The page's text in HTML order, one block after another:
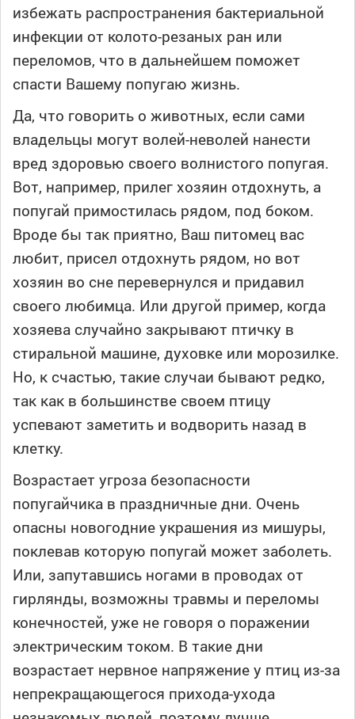
избежать распространения бактериальной
инфекции от колото-резаных ран или
переломов, что в дальнейшем поможет
спасти Вашему попугаю жизнь.
Да, что говорить о животных, если сами
владельцы могут волей-неволей нанести
вред здоровью своего волнистого попугая.
Вот, например, прилег хозяин отдохнуть, а
попугай примостилась рядом, под боком.
Вроде бы так приятно, Ваш питомец вас
любит, присел отдохнуть рядом, но вот
хозяин во сне перевернулся и придавил
своего любимца. Или другой пример, когда
хозяева случайно закрывают птичку в
стиральной машине, духовке или морозилке.
Но, к счастью, такие случаи бывают редко,
так как в большинстве своем птицу
успевают заметить и водворить назад в
клетку.
Возрастает угроза безопасности
попугайчика в праздничные дни. Очень
опасны новогодние украшения из мишуры,
поклевав которую попугай может заболеть.
Или, запутавшись ногами в проводах от
гирлянды, возможны травмы и переломы
конечностей, уже не говоря о поражении
электрическим током. В такие дни
возрастает нервное напряжение у птиц из-за
непрекращающегося прихода-ухода